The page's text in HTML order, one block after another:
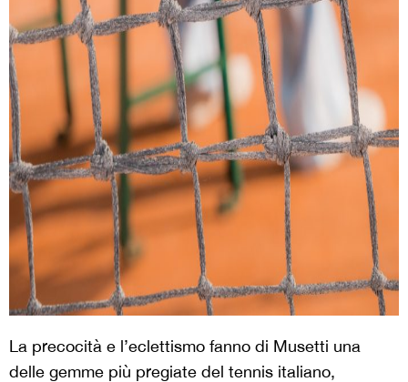
La precocità e l’eclettismo fanno di Musetti una
delle gemme più pregiate del tennis italiano,